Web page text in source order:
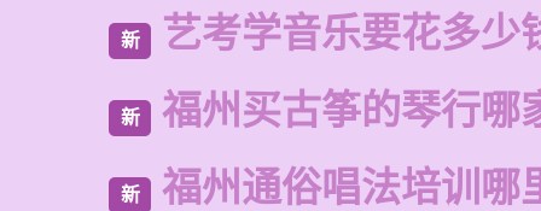
新 艺考学音乐要花多少
新 福州买古筝的琴行哪
新 福州通俗唱法培训哪